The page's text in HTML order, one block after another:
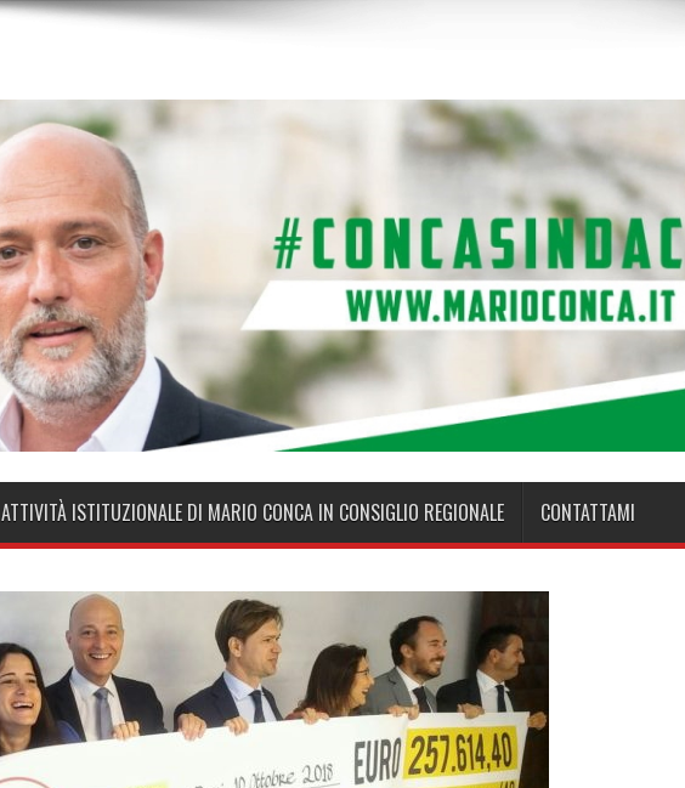
ATTIVITÀ ISTITUZIONALE DI MARIO CONCA IN CONSIGLIO REGIONALE CONTATTAMI